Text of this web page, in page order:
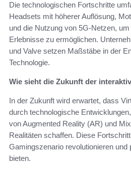
Die technologischen Fortschritte
Headsets mit höherer Auflösung,
und die Nutzung von 5G-Netzen,
Erlebnisse zu ermöglichen.
und Valve setzen Maßstäbe in der
Technologie.
Wie sieht die Zukunft der
In der Zukunft wird erwartet, dass
durch technologische
von Augmented Reality (AR) und
Realitäten schaffen. Diese
Gamingszenario revolutionieren und
bieten.